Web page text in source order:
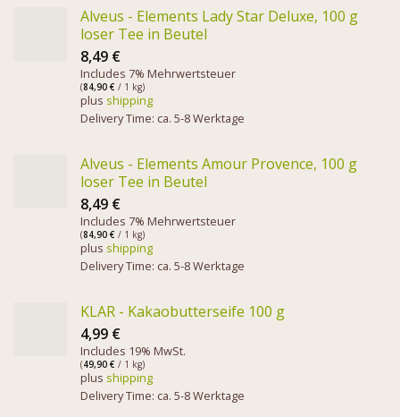
Alveus - Elements Lady Star Deluxe, 100 g
loser Tee in Beutel
8,49 €
Includes 7% Mehrwertsteuer
(84,90 € / 1 kg)
plus shipping
Delivery Time: ca. 5-8 Werktage
Alveus - Elements Amour Provence, 100 g
loser Tee in Beutel
8,49 €
Includes 7% Mehrwertsteuer
(84,90 € / 1 kg)
plus shipping
Delivery Time: ca. 5-8 Werktage
KLAR - Kakaobutterseife 100 g
4,99 €
Includes 19% MwSt.
(49,90 € / 1 kg)
plus shipping
Delivery Time: ca. 5-8 Werktage